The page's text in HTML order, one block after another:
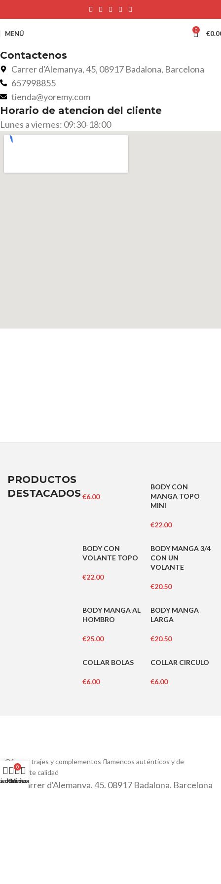
MENÚ 0 €
Contactenos
Carrer d'Alemanya, 45, 08917 Badalona, Barcelona
657998855
tienda@yoremy.com
Horario de atencion del cliente
Lunes a viernes: 09:30-18:00
PRODUCTOS
DESTACADOS €6.00
BODY CON
MANGA TOPO
MINI
€22.00
BODY CON
VOLANTE TOPO
€22.00
BODY MANGA 3/4
CON UN
VOLANTE
€20.50
BODY MANGA AL
HOMBRO
€25.00
BODY MANGA
LARGA
€20.50
COLLAR BOLAS
€6.00
COLLAR CIRCULO
€6.00
Ofrecer trajes y complementos flamencos auténticos y de
excelente calidad
Carrer d'Alemanya, 45, 08917 Badalona, Barcelona
de deseos
0
Carrito
Mi cuenta